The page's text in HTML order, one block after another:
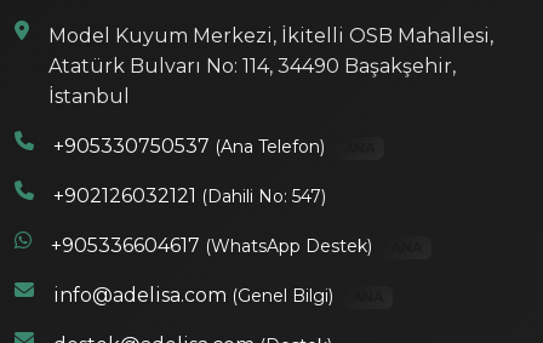
Model Kuyum Merkezi, İkitelli OSB Mahallesi,
Atatürk Bulvarı No: 114, 34490 Başakşehir,
İstanbul
+905330750537 (Ana Telefon)
+902126032121 (Dahili No: 547)
+905336604617 (WhatsApp Destek)
info@adelisa.com (Genel Bilgi)